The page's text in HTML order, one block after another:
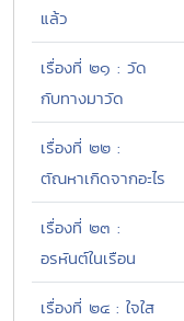
แล้ว
เรื่องที่ ๒๑ : วัด
กับทางมาวัด
เรื่องที่ ๒๒ :
ตัณหาเกิดจากอะไร
เรื่องที่ ๒๓ :
อรหันต์ในเรือน
เรื่องที่ ๒๔ : ใจใส